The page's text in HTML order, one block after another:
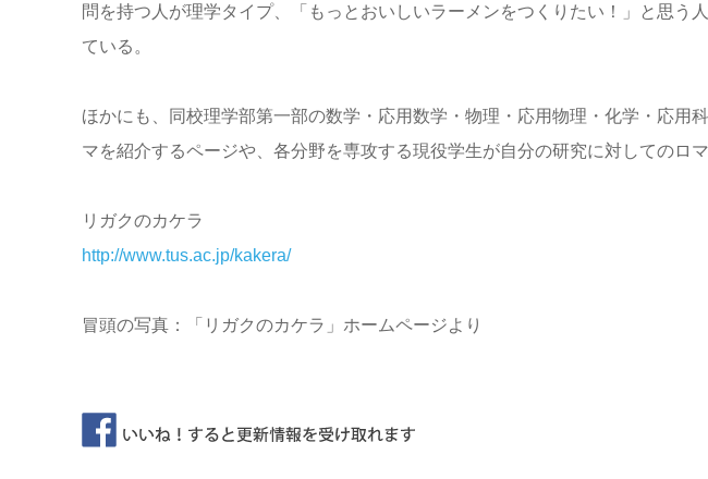
問を持つ人が理学タイプ、「もっとおいしいラーメンをつくりたい！」と思う
ている。
ほかにも、同校理学部第一部の数学・応用数学・物理・応用物理・化学・応用
マを紹介するページや、各分野を専攻する現役学生が自分の研究に対してのロ
リガクのカケラ
http://www.tus.ac.jp/kakera/
冒頭の写真：「リガクのカケラ」ホームページより